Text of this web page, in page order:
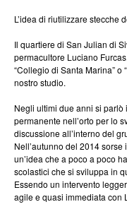
L’idea di riutilizzare
Il quartiere di San Julian di
permacultore Luciano
“Collegio di Santa Marina”
nostro studio.
Negli ultimi due anni si
permanente nell’orto per lo
discussione all’interno del
Nell’autunno del 2014
un’idea che a poco a poco
scolastici che si sviluppa in
Essendo un intervento
agile e quasi immediata con